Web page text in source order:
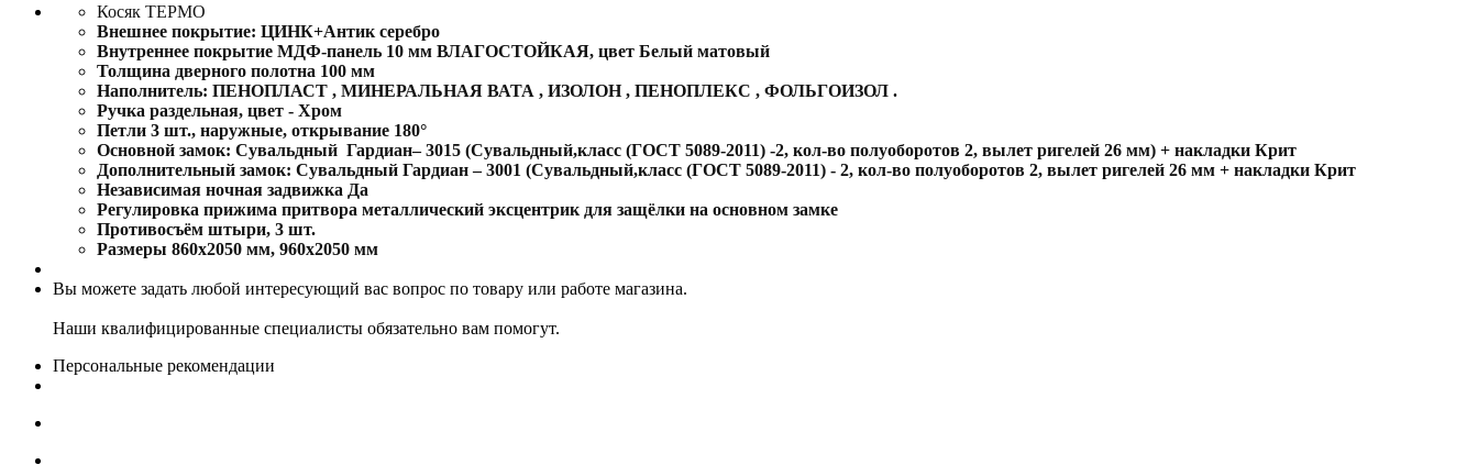
Косяк ТЕРМО
Внешнее покрытие: ЦИНК+Антик серебро
Внутреннее покрытие МДФ-панель 10 мм ВЛАГОСТОЙКАЯ, цвет Белый матовый
Толщина дверного полотна 100 мм
Наполнитель: ПЕНОПЛАСТ , МИНЕРАЛЬНАЯ ВАТА , ИЗОЛОН , ПЕНОПЛЕКС , ФОЛЬГОИЗОЛ .
Ручка раздельная, цвет - Хром
Петли 3 шт., наружные, открывание 180°
Основной замок: Сувальдный Гардиан– 3015 (Сувальдный,класс (ГОСТ 5089-2011) -2, кол-во полуоборотов 2, вылет ригелей 26 мм) + накладки Крит
Дополнительный замок: Сувальдный Гардиан – 3001 (Сувальдный,класс (ГОСТ 5089-2011) - 2, кол-во полуоборотов 2, вылет ригелей 26 мм + накладки Крит
Независимая ночная задвижка Да
Регулировка прижима притвора металлический эксцентрик для защёлки на основном замке
Противосъём штыри, 3 шт.
Размеры 860х2050 мм, 960х2050 мм
Вы можете задать любой интересующий вас вопрос по товару или работе магазина.
Наши квалифицированные специалисты обязательно вам помогут.
Персональные рекомендации